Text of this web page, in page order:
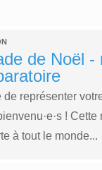
de Noël -
de représenter
! Cette
à tout le monde...